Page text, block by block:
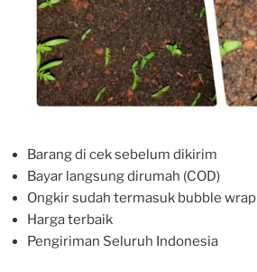
Barang di cek sebelum dikirim
Bayar langsung dirumah (COD)
Ongkir sudah termasuk bubble wrap
Harga terbaik
Pengiriman Seluruh Indonesia